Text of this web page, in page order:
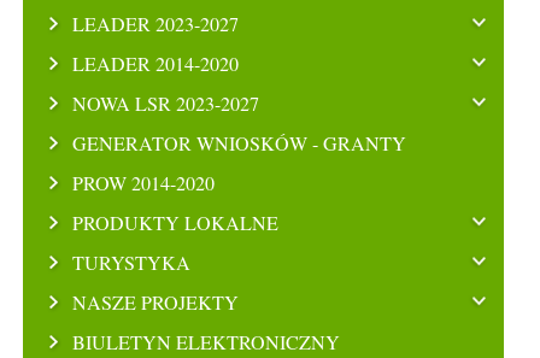
LEADER 2023-2027
LEADER 2014-2020
NOWA LSR 2023-2027
GENERATOR WNIOSKÓW - GRANTY
PROW 2014-2020
PRODUKTY LOKALNE
TURYSTYKA
NASZE PROJEKTY
BIULETYN ELEKTRONICZNY